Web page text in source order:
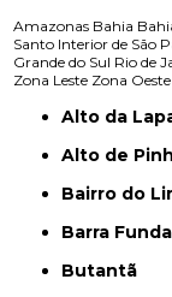
Amazonas Bahia
Santo Interior de São
Grande do Sul Rio de
Zona Leste Zona Oeste
Alto da
Alto de
Bairro do
Barra Funda
Butantã